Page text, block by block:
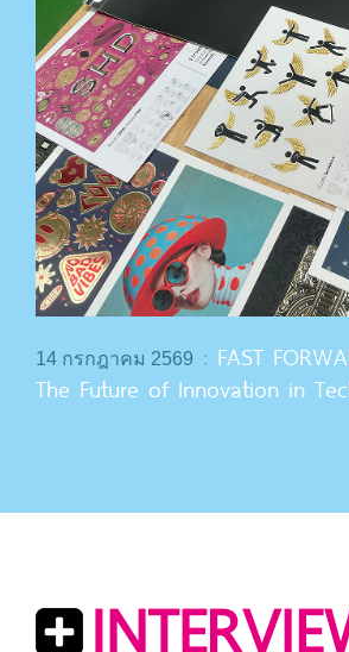
14 กรกฎาคม 2569 : FAST
The Future of Innovation in